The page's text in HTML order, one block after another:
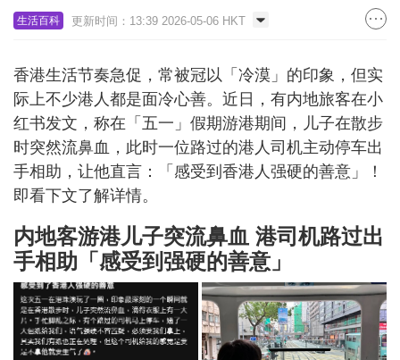
生活百科 更新时间：13:39 2026-05-06 HKT
香港生活节奏急促，常被冠以「冷漠」的印象，但实
际上不少港人都是面冷心善。近日，有内地旅客在小
红书发文，称在「五一」假期游港期间，儿子在散步
时突然流鼻血，此时一位路过的港人司机主动停车出
手相助，让他直言：「感受到香港人强硬的善意」！
即看下文了解详情。
内地客游港儿子突流鼻血 港司机路过出
手相助「感受到强硬的善意」